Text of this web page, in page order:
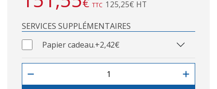
TTC 125,25€ HT
SERVICES SUPPLÉMENTAIRES
Papier cadeau.+2,42€